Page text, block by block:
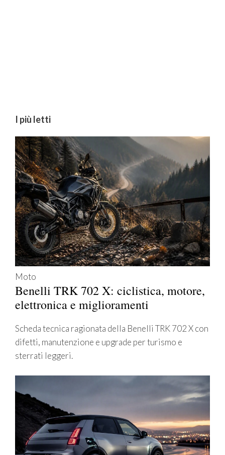
I più letti
Moto
Benelli TRK 702 X: ciclistica, motore,
elettronica e miglioramenti
Scheda tecnica ragionata della Benelli TRK 702 X con
difetti, manutenzione e upgrade per turismo e
sterrati leggeri.